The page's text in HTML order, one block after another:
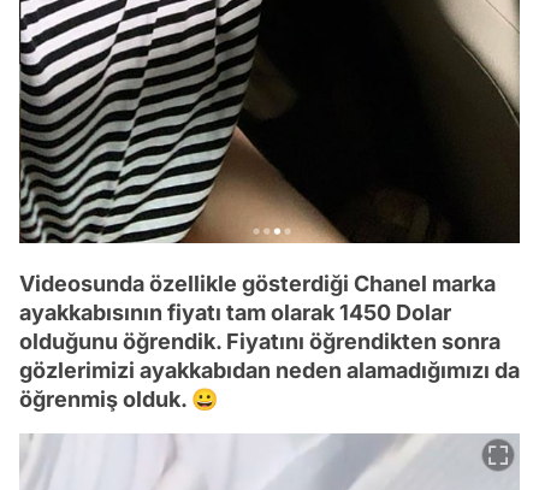
Videosunda özellikle gösterdiği Chanel marka
ayakkabısının fiyatı tam olarak 1450 Dolar
olduğunu öğrendik. Fiyatını öğrendikten sonra
gözlerimizi ayakkabıdan neden alamadığımızı da
öğrenmiş olduk. 😀